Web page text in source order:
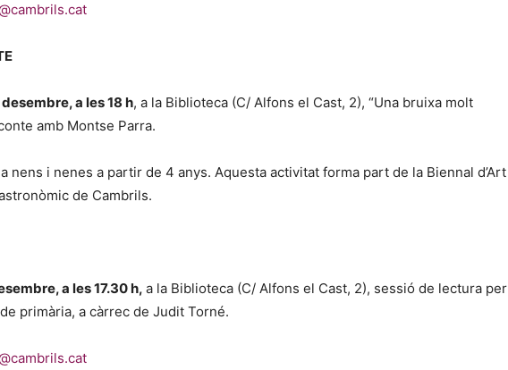
a les 18 h, a la Biblioteca (C/ Alfons el Cast, 2), “Una bruixa molt
amb Montse Parra.
nens i nenes a partir de 4 anys. Aquesta activitat forma part de la Biennal d’Art
de Cambrils.
a les 17.30 h, a la Biblioteca (C/ Alfons el Cast, 2), sessió de lectura per
primària, a càrrec de Judit Torné.